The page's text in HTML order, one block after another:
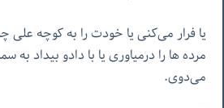
یا فرار می‌کنی یا خودت را به کوچه
مرده ها را درمیاوری یا با دادو بیداد
می‌دوی.